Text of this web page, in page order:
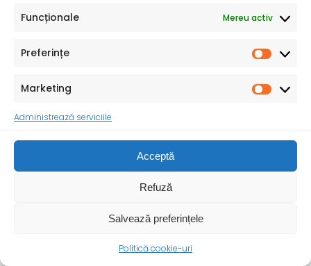
Funcționale Mereu activ
Preferințe
Marketing
Administrează serviciile
Acceptă
Refuză
Salvează preferințele
Politică cookie-uri
Consumul de sare iodată – O măsură importantă
pentru sănătatea publică – 24 Mai 2025
Ministerul Sănătății, în parteneriat cu Institutul Național
de Sănătate Publică, reamintește populației importanța
utilizării sării